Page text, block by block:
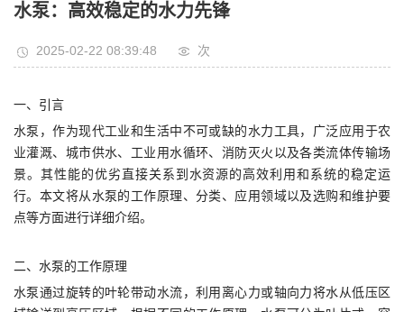
水泵：高效稳定的水力先锋
2025-02-22 08:39:48 次
一、引言
水泵，作为现代工业和生活中不可或缺的水力工具，广泛应用于农
业灌溉、城市供水、工业用水循环、消防灭火以及各类流体传输场
景。其性能的优劣直接关系到水资源的高效利用和系统的稳定运
行。本文将从水泵的工作原理、分类、应用领域以及选购和维护要
点等方面进行详细介绍。
二、水泵的工作原理
水泵通过旋转的叶轮带动水流，利用离心力或轴向力将水从低压区